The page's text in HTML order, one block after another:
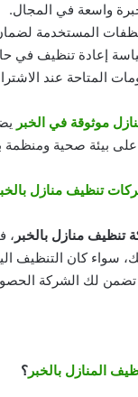
واسعة في المجال.
المستخدمة
إعادة تنظيف في
المتاحة عند
موثوقة في الخبر
بيئة صحية ومنظمة
تنظيف منازل
منازل بالخبر ،
سواء كان التنظيف
تضمن لك الشركة
المنازل بالخبر ؟